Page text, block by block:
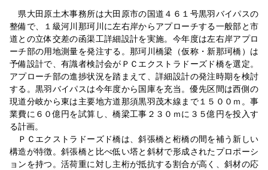
県大田原土木事務所は大田原市の国道４６１号黒羽バイパスの
整備で、１級河川那珂川に左右岸からアプローチする一般部と市
道との立体交差の函渠工詳細設計を実施。今年度は左右岸アプロ
ーチ部の用地測量を発注する。那珂川橋梁（仮称・新那珂橋）は
予備設計で、有識者検討会がＰＣエクストラドーズド橋を選定。
アプローチ部の進捗状況を踏まえて、詳細設計の発注時期を検討
する。黒羽バイパスは今年度から国庫を充当。優先区間は西側の
現道分岐から東は主要地方道那須黒羽茂木線まで１５００ｍ。事
業費に６０億円を試算し、橋梁工事２３０ｍに３５億円を投入す
る計画。
ＰＣエクストラドーズド橋は、斜張橋と桁橋の間を補う新しい
構造が特徴。斜張橋と比べ低い塔と斜材で形成されたプロポーシ
ョンを持つ。活荷重に対し主桁が抵抗する割合が高く、斜材の応